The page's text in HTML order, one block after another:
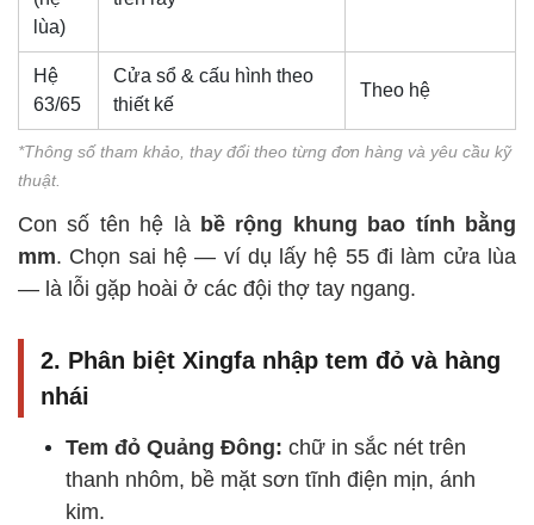
lùa)
Hệ
63/65
Cửa sổ & cấu hình theo
thiết kế
Theo hệ
*Thông số tham khảo, thay đổi theo từng đơn hàng và yêu cầu kỹ
thuật.
Con số tên hệ là bề rộng khung bao tính bằng
mm. Chọn sai hệ — ví dụ lấy hệ 55 đi làm cửa lùa
— là lỗi gặp hoài ở các đội thợ tay ngang.
2. Phân biệt Xingfa nhập tem đỏ và hàng
nhái
Tem đỏ Quảng Đông: chữ in sắc nét trên
thanh nhôm, bề mặt sơn tĩnh điện mịn, ánh
kim.